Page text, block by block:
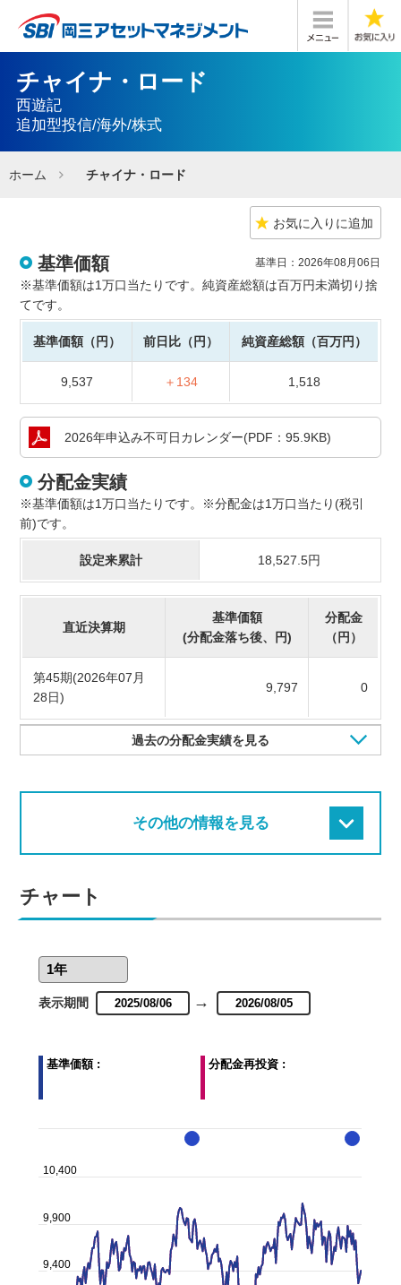
チャイナ・ロード
西遊記
追加型投信/海外/株式
ホーム チャイナ・ロード
お気に入りに追加
基準価額 基準日：2026年08月06日
※基準価額は1万口当たりです。純資産総額は百万円未満切り捨
てです。
基準価額（円） 前日比（円） 純資産総額（百万円）
9,537 ＋134 1,518
2026年申込み不可日カレンダー(PDF：95.9KB)
分配金実績
※基準価額は1万口当たりです。※分配金は1万口当たり(税引
前)です。
設定来累計 18,527.5円
直近決算期
基準価額
(分配金落ち後、円)
分配金
（円）
第45期(2026年07月
28日)
9,797 0
過去の分配金実績を見る
その他の情報を見る
チャート